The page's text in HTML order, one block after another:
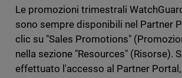
Le promozioni trimestrali
sono sempre disponibili nel Partner
clic su "Sales Promotions"
nella sezione "Resources" (Risorse).
effettuato l'accesso al Partner